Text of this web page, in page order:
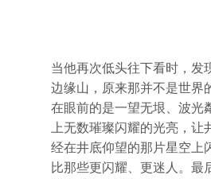
当他再次低头往下看时，发
边缘山，原来那并不是世界
在眼前的是一望无垠、波光
上无数璀璨闪耀的光亮，让
经在井底仰望的那片星空上
比那些更闪耀、更迷人。最